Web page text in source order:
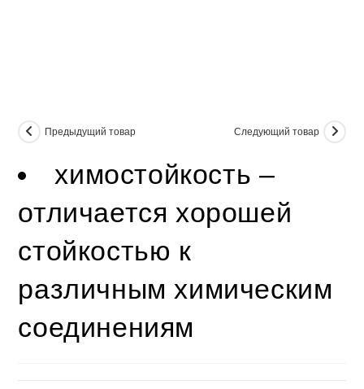
Предыдущий товар Следующий товар
химостойкость –
отличается хорошей
стойкостью к
различным химическим
соединениям